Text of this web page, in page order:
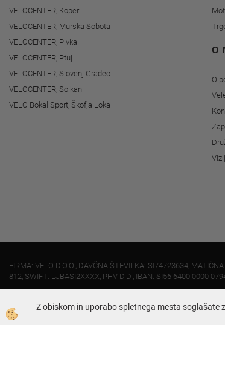
VELOCENTER, Koper
VELOCENTER, Murska Sobota
VELOCENTER, Pivka
VELOCENTER, Ptuj
VELOCENTER, Slovenj Gradec
VELOCENTER, Solkan
VELO Bokal Sport, Škofja Loka
O
O
FIRMA: VELO D.O.O., DAVČNA ŠTEVILKA: SI74723634,
812, SWIFT: LJBASI2XXXX, PHV D.D., IBAN: SI56 6400 0000
Dunajska 421, 1231 - Ljubljana Črnuče 01 51 95
Z obiskom in uporabo spletnega mesta soglašate